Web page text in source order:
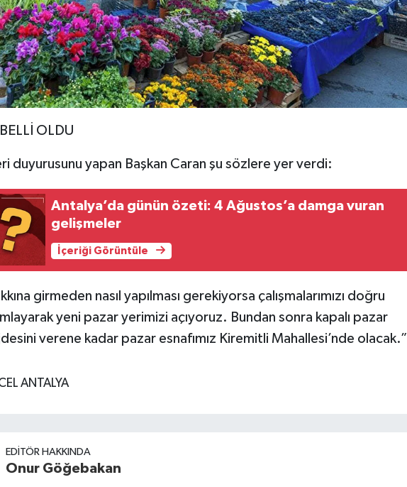
OLDU
duyurusunu yapan Başkan Caran şu sözlere yer verdi:
Antalya’da günün özeti: 4 Ağustos’a damga vuran
gelişmeler
İçeriği Görüntüle
girmeden nasıl yapılması gerekiyorsa çalışmalarımızı doğru
yeni pazar yerimizi açıyoruz. Bundan sonra kapalı pazar
verene kadar pazar esnafımız Kiremitli Mahallesi’nde olacak.”
ANTALYA
EDITÖR HAKKINDA
Onur Göğebakan